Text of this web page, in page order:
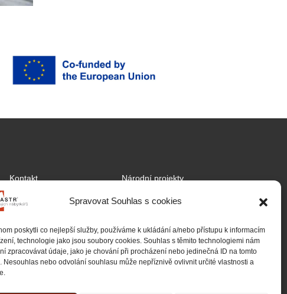
Spravovat Souhlas s cookies
poskytli co nejlepší služby, používáme k ukládání a/nebo přístupu k informacím
technologie jako jsou soubory cookies. Souhlas s těmito technologiemi nám
zpracovávat údaje, jako je chování při procházení nebo jedinečná ID na tomto
Nesouhlas nebo odvolání souhlasu může nepříznivě ovlivnit určité vlastnosti a
Kontakt
Partnership
Zásady cookies (EU)
Národní projekty
Mezinárodní projekty